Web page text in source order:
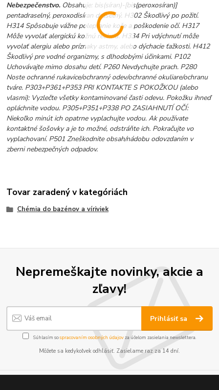
Nebezpečenstvo. Obsahuje: bis(síran)-[bis(peroxosíran)]
pentadraselný, peroxodisíran draselný. H302 Škodlivý po požití.
H314 Spôsobuje vážne poleptanie kože a poškodenie očí. H317
Môže vyvolať alergickú kožnú reakciu. H334 Pri vdýchnutí môže
vyvolať alergiu alebo príznaky astmy, alebo dýchacie ťažkosti. H412
Škodlivý pre vodné organizmy, s dlhodobými účinkami. P102
Uchovávajte mimo dosahu detí. P260 Nevdychujte prach. P280
Noste ochranné rukavice/ochranný odev/ochranné okuliare/ochranu
tváre. P303+P361+P353 PRI KONTAKTE S POKOŽKOU (alebo
vlasmi): Vyzlečte všetky kontaminované časti odevu. Pokožku ihneď
opláchnite vodou. P305+P351+P338 PO ZASIAHNUTÍ OČÍ:
Niekoľko minút ich opatrne vyplachujte vodou. Ak používate
kontaktné šošovky a je to možné, odstráňte ich. Pokračujte vo
vyplachovaní. P501 Zneškodnite obsah/nádobu odovzdaním v
zberni nebezpečných odpadov.
Tovar zaradený v kategóriách
Chémia do bazénov a víriviek
Nepremeškajte novinky, akcie a
zľavy!
Prihlásiť sa
Súhlasím sospracovaním osobných údajov za účelom zasielania newslettera.
Môžete sa kedykoľvek odhlásiť. Zasielame raz za 14 dní.